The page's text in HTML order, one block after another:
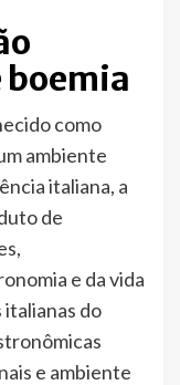
como
ambiente
italiana, a
de
e da vida
italianas do
e ambiente